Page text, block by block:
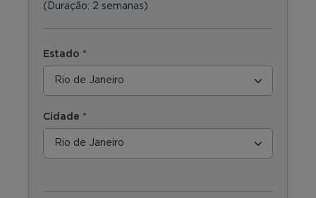
(Duração: 2 semanas)
Estado *
Cidade *